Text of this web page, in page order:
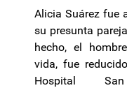
Alicia Suárez fue
su presunta
hecho, el
vida, fue
Hospital